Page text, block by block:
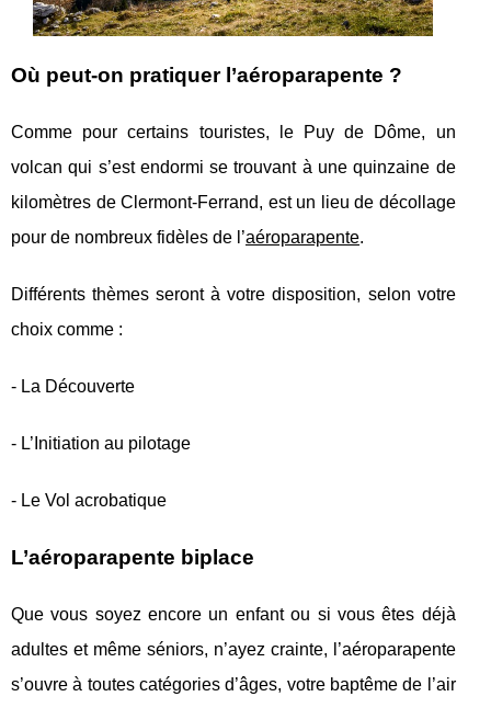
Où peut-on pratiquer l’aéroparapente ?
Comme pour certains touristes, le Puy de Dôme, un
volcan qui s’est endormi se trouvant à une quinzaine de
kilomètres de Clermont-Ferrand, est un lieu de décollage
pour de nombreux fidèles de l’aéroparapente.
Différents thèmes seront à votre disposition, selon votre
choix comme :
- La Découverte
- L’Initiation au pilotage
- Le Vol acrobatique
L’aéroparapente biplace
Que vous soyez encore un enfant ou si vous êtes déjà
adultes et même séniors, n’ayez crainte, l’aéroparapente
s’ouvre à toutes catégories d’âges, votre baptême de l’air